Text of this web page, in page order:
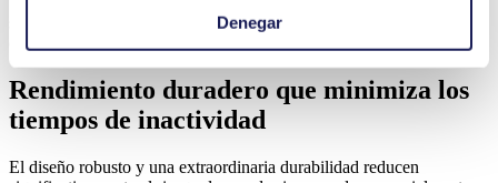
Denegar
sobre la durabilidad a largo plazo en condiciones de funcionamiento
concretas.
Rendimiento duradero que minimiza los
tiempos de inactividad
El diseño robusto y una extraordinaria durabilidad reducen